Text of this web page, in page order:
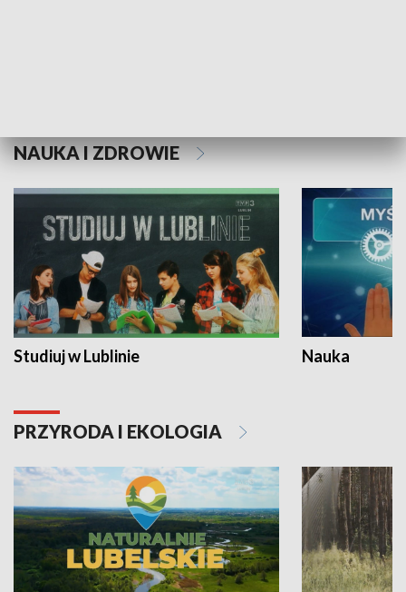
NAUKA I ZDROWIE
Studiuj w Lublinie Nauka
PRZYRODA I EKOLOGIA